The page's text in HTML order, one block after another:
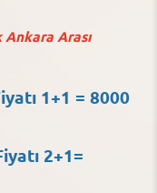
Ankara Arası
1+1 = 8000
2+1=